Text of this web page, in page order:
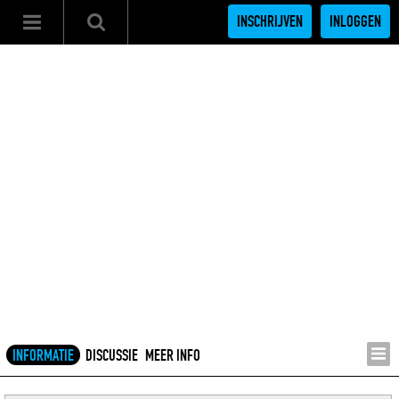
INSCHRIJVEN INLOGGEN
INFORMATIE DISCUSSIE MEER INFO